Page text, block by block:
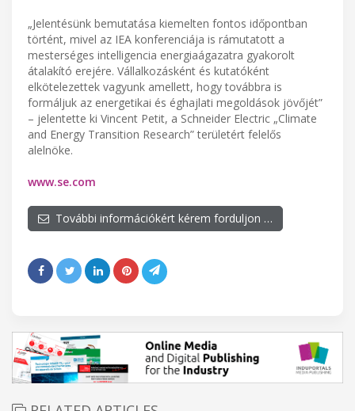
„Jelentésünk bemutatása kiemelten fontos időpontban
történt, mivel az IEA konferenciája is rámutatott a
mesterséges intelligencia energiaágazatra gyakorolt
átalakító erejére. Vállalkozásként és kutatóként
elkötelezettek vagyunk amellett, hogy továbbra is
formáljuk az energetikai és éghajlati megoldások jövőjét”
– jelentette ki Vincent Petit, a Schneider Electric „Climate
and Energy Transition Research” területért felelős
alelnöke.
www.se.com
További információkért kérem forduljon …